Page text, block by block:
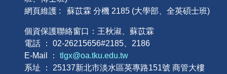
網頁維護 : 蘇苡霖 分機 2185 (大學部、全英碩士班)
個資保護聯絡窗口：王秋淑、蘇苡霖
電話 ： 02-26215656#2185、2186
E-Mail ： tlgx@oa.tku.edu.tw
系址 ： 25137新北市淡水區英專路151號 商管大樓